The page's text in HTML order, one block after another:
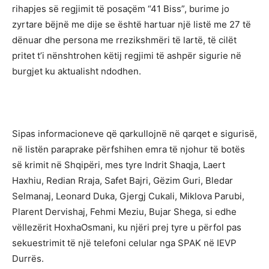
rihapjes së regjimit të posaçëm “41 Biss”, burime jo
zyrtare bëjnë me dije se është hartuar një listë me 27 të
dënuar dhe persona me rrezikshmëri të lartë, të cilët
pritet t’i nënshtrohen këtij regjimi të ashpër sigurie në
burgjet ku aktualisht ndodhen.
Sipas informacioneve që qarkullojnë në qarqet e sigurisë,
në listën paraprake përfshihen emra të njohur të botës
së krimit në Shqipëri, mes tyre Indrit Shaqja, Laert
Haxhiu, Redian Rraja, Safet Bajri, Gëzim Guri, Bledar
Selmanaj, Leonard Duka, Gjergj Cukali, Miklova Parubi,
Plarent Dervishaj, Fehmi Meziu, Bujar Shega, si edhe
vëllezërit HoxhaOsmani, ku njëri prej tyre u përfol pas
sekuestrimit të një telefoni celular nga SPAK në IEVP
Durrës.